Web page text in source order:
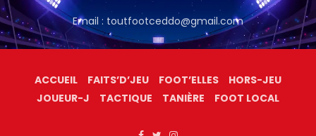
Email : toutfootceddo@gmail.com
ACCUEIL FAITS’D’JEU FOOT’ELLES
HORS-JEU
JOUEUR-J
TACTIQUE TANIÈRE FOOT LOCAL